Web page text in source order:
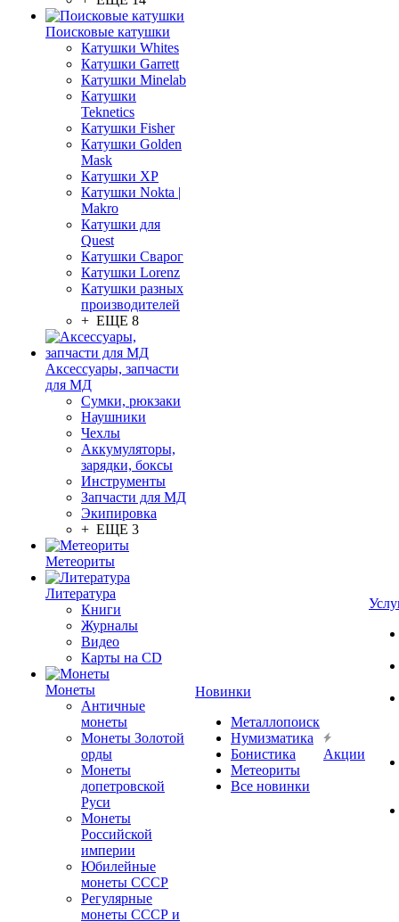
Поисковые катушки
Катушки Whites
Катушки Garrett
Катушки Minelab
Катушки
Teknetics
Катушки Fisher
Катушки Golden
Mask
Катушки XP
Катушки Nokta |
Makro
Катушки для
Quest
Катушки Сварог
Катушки Lorenz
Катушки разных
производителей
+ ЕЩЕ 8
Аксессуары, запчасти
для МД
Сумки, рюкзаки
Наушники
Чехлы
Аккумуляторы,
зарядки, боксы
Инструменты
Запчасти для МД
Экипировка
+ ЕЩЕ 3
Метеориты
Литература
Книги
Журналы
Видео
Карты на CD
Монеты
Античные
монеты
Монеты Золотой
орды
Монеты
допетровской
Руси
Монеты
Российской
империи
Юбилейные
монеты СССР
Регулярные
монеты СССР и
Новинки
Металлопоиск
Нумизматика
Бонистика
Метеориты
Все новинки
Акции